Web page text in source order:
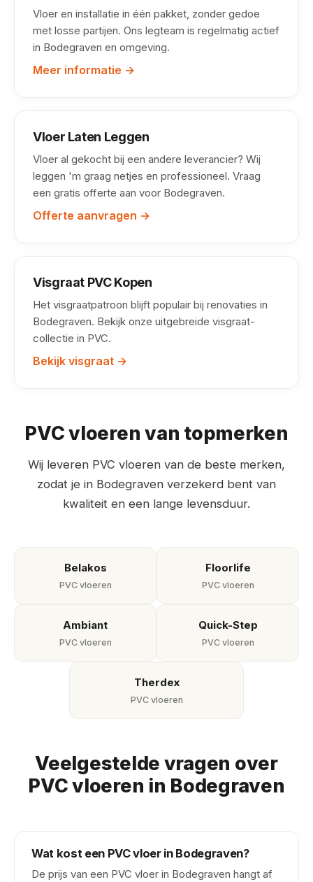
Vloer en installatie in één pakket, zonder gedoe
met losse partijen. Ons legteam is regelmatig actief
in Bodegraven en omgeving.
Meer informatie →
Vloer Laten Leggen
Vloer al gekocht bij een andere leverancier? Wij
leggen 'm graag netjes en professioneel. Vraag
een gratis offerte aan voor Bodegraven.
Offerte aanvragen →
Visgraat PVC Kopen
Het visgraatpatroon blijft populair bij renovaties in
Bodegraven. Bekijk onze uitgebreide visgraat-
collectie in PVC.
Bekijk visgraat →
PVC vloeren van topmerken
Wij leveren PVC vloeren van de beste merken,
zodat je in Bodegraven verzekerd bent van
kwaliteit en een lange levensduur.
Belakos
PVC vloeren
Floorlife
PVC vloeren
Ambiant
PVC vloeren
Quick-Step
PVC vloeren
Therdex
PVC vloeren
Veelgestelde vragen over
PVC vloeren in Bodegraven
Wat kost een PVC vloer in Bodegraven?
De prijs van een PVC vloer in Bodegraven hangt af